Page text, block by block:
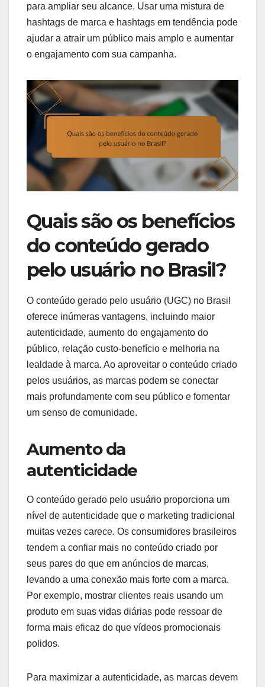
para ampliar seu alcance. Usar uma mistura de
hashtags de marca e hashtags em tendência pode
ajudar a atrair um público mais amplo e aumentar
o engajamento com sua campanha.
Quais são os benefícios
do conteúdo gerado
pelo usuário no Brasil?
O conteúdo gerado pelo usuário (UGC) no Brasil
oferece inúmeras vantagens, incluindo maior
autenticidade, aumento do engajamento do
público, relação custo-benefício e melhoria na
lealdade à marca. Ao aproveitar o conteúdo criado
pelos usuários, as marcas podem se conectar
mais profundamente com seu público e fomentar
um senso de comunidade.
Aumento da
autenticidade
O conteúdo gerado pelo usuário proporciona um
nível de autenticidade que o marketing tradicional
muitas vezes carece. Os consumidores brasileiros
tendem a confiar mais no conteúdo criado por
seus pares do que em anúncios de marcas,
levando a uma conexão mais forte com a marca.
Por exemplo, mostrar clientes reais usando um
produto em suas vidas diárias pode ressoar de
forma mais eficaz do que vídeos promocionais
polidos.
Para maximizar a autenticidade, as marcas devem